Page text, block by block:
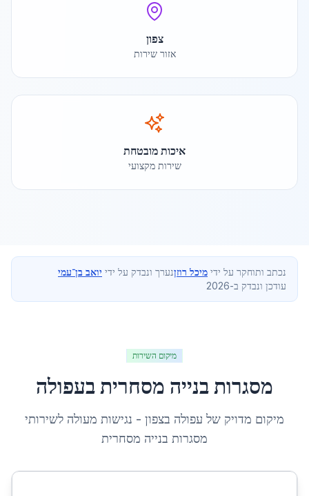
צפון
אזור שירות
איכות מובטחת
שירות מקצועי
נכתב ותוחקר על ידי מיכל רוזןנערך ונבדק על ידי יואב בן־עמי
עודכן ונבדק ב-2026
מיקום השירות
מסגרות בנייה מסחרית בעפולה
מיקום מדויק של עפולה בצפון - נגישות מעולה לשירותי
מסגרות בנייה מסחרית